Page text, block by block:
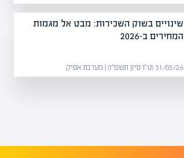
שינויים בשוק השכירות: מבט אל מגמות
המחירים ב-2026
31/05/26 (ט״ו סיון תשפ״ו) | מערכת אפיק